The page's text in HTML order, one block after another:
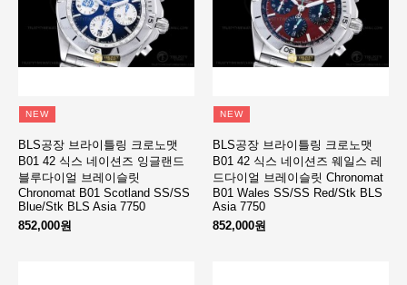
NEW
BLS공장 브라이틀링 크로노맷
B01 42 식스 네이션즈 잉글랜드
블루다이얼 브레이슬릿
Chronomat B01 Scotland SS/SS
Blue/Stk BLS Asia 7750
852,000원
NEW
BLS공장 브라이틀링 크로노맷
B01 42 식스 네이션즈 웨일스 레
드다이얼 브레이슬릿 Chronomat
B01 Wales SS/SS Red/Stk BLS
Asia 7750
852,000원